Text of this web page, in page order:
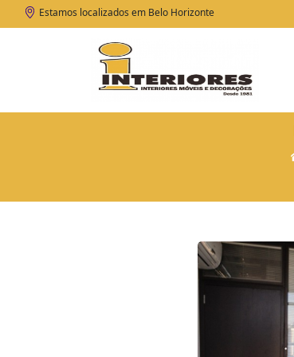
Estamos localizados em Belo Horizonte